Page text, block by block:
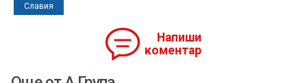
Славия
Напиши
коментар